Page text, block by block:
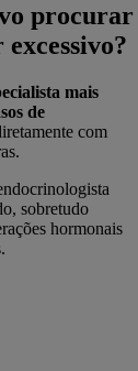
procurar
mais
de
com
sobretudo
hormonais